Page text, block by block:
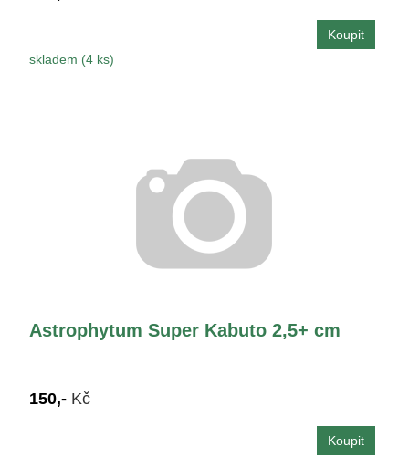
skladem (4 ks)
Astrophytum Super Kabuto 2,5+ cm
150,- Kč